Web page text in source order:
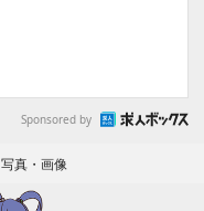
Sponsored by
写真・画像